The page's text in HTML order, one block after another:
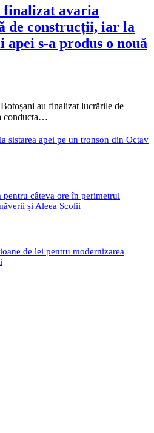
finalizat avaria
de construcții, iar la
s-a produs o nouă
au finalizat lucrările de
conducta…
sistarea apei pe un tronson din Octav
pentru câteva ore în perimetrul
și Aleea Școlii
de lei pentru modernizarea